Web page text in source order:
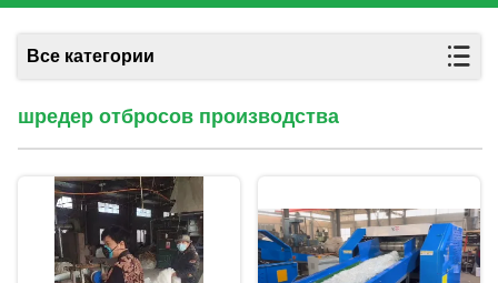
Все категории
шредер отбросов производства